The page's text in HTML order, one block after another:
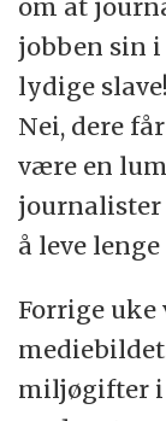
om at
jobben sin
lydige slave!
Nei, dere
være en
journalister
å leve
Forrige uke
miljøgifter i